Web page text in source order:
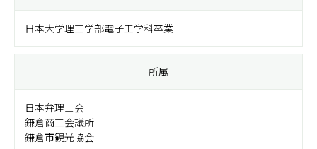
日本大学理工学部電子工学科卒業
所属
日本弁理士会
鎌倉商工会議所
鎌倉市観光協会